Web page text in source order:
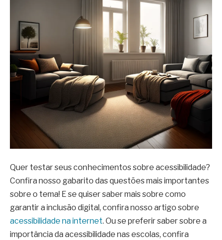
Quer testar seus conhecimentos sobre acessibilidade?
Confira nosso gabarito das questões mais importantes
sobre o tema! E se quiser saber mais sobre como
garantir a inclusão digital, confira nosso artigo sobre
acessibilidade na internet. Ou se preferir saber sobre a
importância da acessibilidade nas escolas, confira